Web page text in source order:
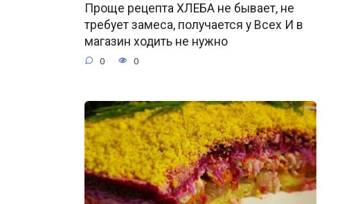
Проще рецепта ХЛЕБА не бывает, не
требует замеса, получается у Всех И в
магазин ходить не нужно
0 0